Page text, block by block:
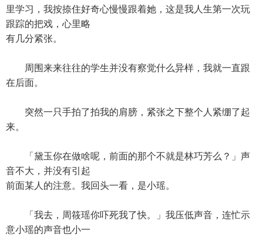
里学习，我按捺住好奇心慢慢跟着她，这是我人生第一次玩
跟踪的把戏，心里略
有几分紧张。
周围来来往往的学生并没有察觉什么异样，我就一直跟
在后面。
突然一只手拍了拍我的肩膀，紧张之下整个人紧绷了起
来。
「黛玉你在做啥呢，前面的那个不就是林巧芳么？」声
音不大，并没有引起
前面某人的注意。我回头一看，是小瑶。
「我去，周筱瑶你吓死我了快。」我压低声音，连忙示
意小瑶的声音也小一